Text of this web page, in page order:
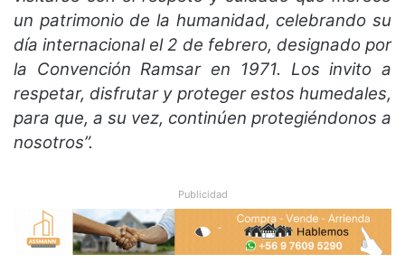
un patrimonio de la humanidad, celebrando su
día internacional el 2 de febrero, designado por
la Convención Ramsar en 1971. Los invito a
respetar, disfrutar y proteger estos humedales,
para que, a su vez, continúen protegiéndonos a
nosotros”.
Publicidad